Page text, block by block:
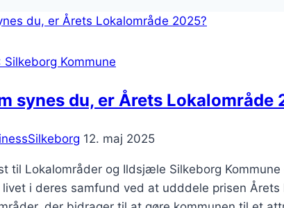
Silkeborg Kommune
synes du, er Årets Lokalområde
12. maj 2025
til Lokalområder og Ildsjæle Silkeborg
i deres samfund ved at udddele prisen